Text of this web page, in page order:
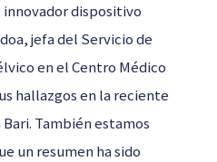
dispositivo
jefa del Servicio de
en el Centro Médico
hallazgos en la reciente
También estamos
un resumen ha sido